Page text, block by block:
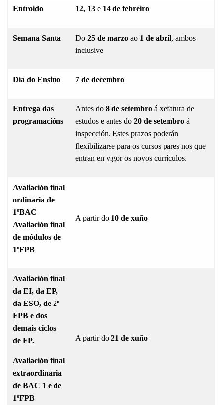
Entroido 12, 13 e 14 de febreiro
Semana Santa Do 25 de marzo ao 1 de abril, ambos
inclusive
Día do Ensino 7 de decembro
Entrega das
programacións
Antes do 8 de setembro á xefatura de
estudos e antes do 20 de setembro á
inspección. Estes prazos poderán
flexibilizarse para os cursos pares nos que
entran en vigor os novos currículos.
Avaliación final
ordinaria de
1ºBAC
Avaliación final
de módulos de
1ºFPB
A partir do 10 de xuño
Avaliación final
da EI, da EP,
da ESO, de 2º
FPB e dos
demais ciclos
de FP.
Avaliación final
extraordinaria
de BAC 1 e de
1ºFPB
A partir do 21 de xuño